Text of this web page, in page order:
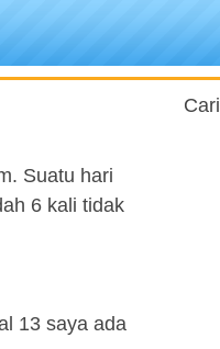
Suatu hari
6 kali tidak
13 saya ada
Cari